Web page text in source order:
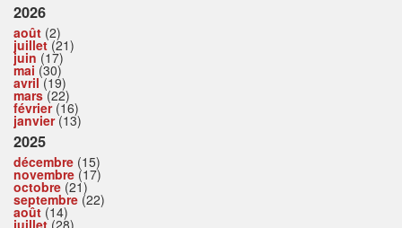
2026
août (2)
juillet(21)
juin (17)
mai (30)
avril(19)
mars(22)
février(16)
janvier(13)
2025
décembre (15)
novembre (17)
octobre (21)
septembre (22)
août (14)
juillet(28)